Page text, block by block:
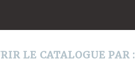
LE CATALOGUE PAR :